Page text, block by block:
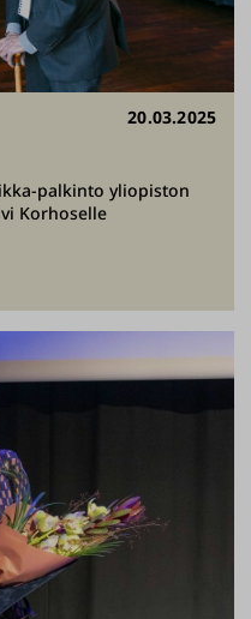
20.03.2025
palkinto yliopiston
Korhoselle